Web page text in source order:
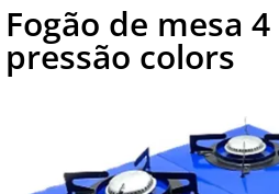
Fogão de mesa
pressão colors